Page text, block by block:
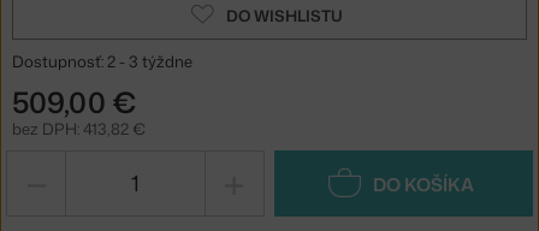
DO WISHLISTU
Dostupnosť: 2 - 3 týždne
509,00 €
bez DPH: 413,82 €
DO KOŠÍKA